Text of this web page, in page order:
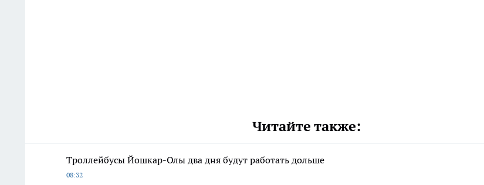
Читайте также:
Троллейбусы Йошкар-Олы два дня будут работать дольше
08:32